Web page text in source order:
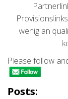
wenig an
Please follow
Posts: